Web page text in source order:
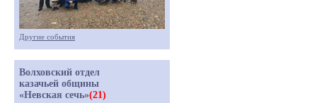
Другие события
Волховский отдел
казачьей общины
«Невская сечь»(21)